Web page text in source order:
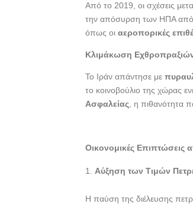
Από το 2019, οι σχέσεις
την απόσυρση των ΗΠΑ
όπως οιαεροπορικές
Κλιμάκωση
Το Ιράν απάντησε με
το κοινοβούλιο της χώρας
Ασφαλείας , η πιθανότητα
Οικονομικές Επιπτώσεις
Αύξηση των Τιμών
Η παύση της διέλευσης